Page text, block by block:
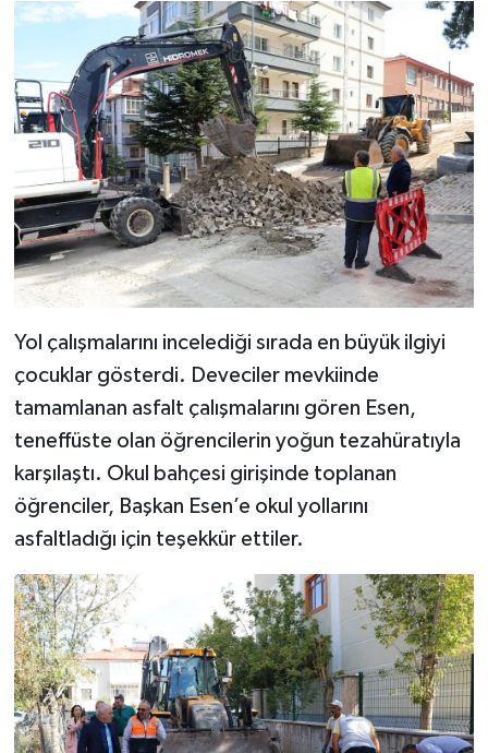
Yol çalışmalarını incelediği sırada en büyük ilgiyi
çocuklar gösterdi. Deveciler mevkiinde
tamamlanan asfalt çalışmalarını gören Esen,
teneffüste olan öğrencilerin yoğun tezahüratıyla
karşılaştı. Okul bahçesi girişinde toplanan
öğrenciler, Başkan Esen’e okul yollarını
asfaltladığı için teşekkür ettiler.